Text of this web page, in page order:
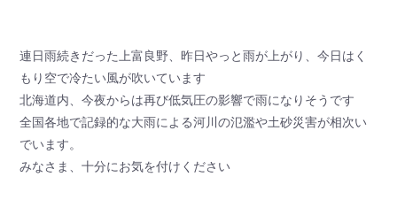
連日雨続きだった上富良野、昨日やっと雨が上がり、今日はく
もり空で冷たい風が吹いています
北海道内、今夜からは再び低気圧の影響で雨になりそうです
全国各地で記録的な大雨による河川の氾濫や土砂災害が相次い
でいます。
みなさま、十分にお気を付けください